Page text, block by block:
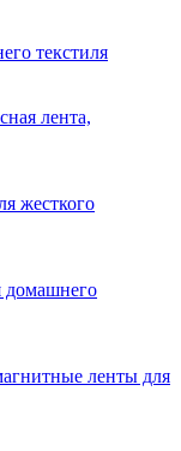
текстиля
лента,
жесткого
домашнего
ленты для